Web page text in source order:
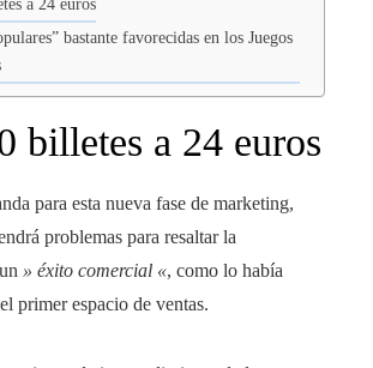
bastante favorecidas en los Juegos
billetes a 24 euros
para esta nueva fase de marketing,
problemas para resaltar la
» éxito comercial «, como lo había
primer espacio de ventas.